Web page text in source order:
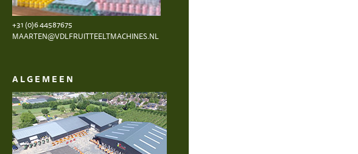
+31 (0)6 44587675
MAARTEN@VDLFRUITTEELTMACHINES.NL
ALGEMEEN